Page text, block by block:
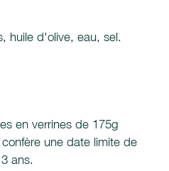
huile d'olive, eau, sel.
en verrines de 175g
une date limite de
ans.